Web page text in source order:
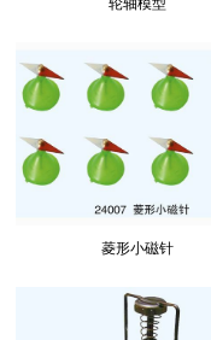
菱形小磁针